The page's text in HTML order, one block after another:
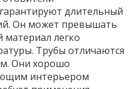
длительный
Он может превышать
материал легко
Трубы отличаются
Они хорошо
интерьером